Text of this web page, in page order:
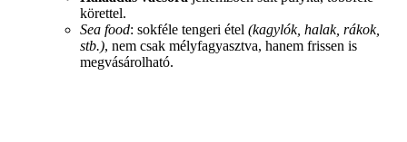
körettel.
Sea food: sokféle tengeri étel (kagylók, halak, rákok,
stb.), nem csak mélyfagyasztva, hanem frissen is
megvásárolható.